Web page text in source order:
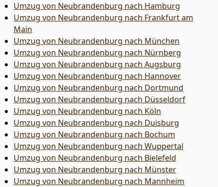
Umzug von Neubrandenburg nach Hamburg
Umzug von Neubrandenburg nach Frankfurt am
Main
Umzug von Neubrandenburg nach München
Umzug von Neubrandenburg nach Nürnberg
Umzug von Neubrandenburg nach Augsburg
Umzug von Neubrandenburg nach Hannover
Umzug von Neubrandenburg nach Dortmund
Umzug von Neubrandenburg nach Düsseldorf
Umzug von Neubrandenburg nach Köln
Umzug von Neubrandenburg nach Duisburg
Umzug von Neubrandenburg nach Bochum
Umzug von Neubrandenburg nach Wuppertal
Umzug von Neubrandenburg nach Bielefeld
Umzug von Neubrandenburg nach Münster
Umzug von Neubrandenburg nach Mannheim